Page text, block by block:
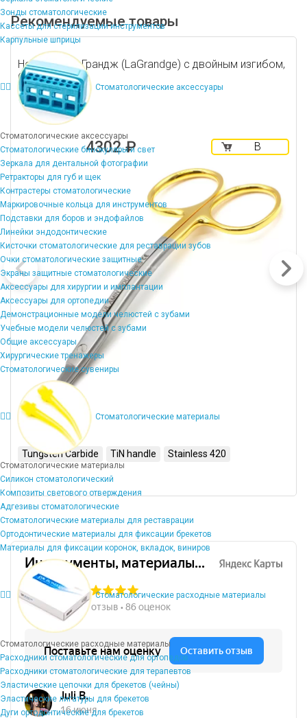
Зонды стоматологические
Кассеты для стерилизации инструментов
Карпульные шприцы
Стоматологические аксессуары
Стоматологические аксессуары
Стоматологические бинокуляры и свет
Зеркала для дентальной фотографии
Ретракторы для губ и щек
Контрастеры стоматологические
Маркировочные кольца для инструментов
Подставки для боров и эндофайлов
Линейки эндодонтические
Кисточки стоматологические для реставрации зубов
Очки стоматологические защитные
Экраны защитные стоматологические
Аксессуары для хирургии и имплантации
Аксессуары для ортопедии
Демонстрационные модели челюстей с зубами
Учебные модели челюстей с зубами
Общие аксессуары
Хирургические тренажеры
Стоматологические сувениры
Стоматологические материалы
Стоматологические материалы
Силикон стоматологический
Композиты светового отверждения
Адгезивы стоматологические
Стоматологические материалы для реставрации
Ортодонтические материалы для фиксации брекетов
Материалы для фиксации коронок, вкладок, виниров
Стоматологические расходные материалы
Стоматологические расходные материалы
Расходники стоматологические для ортопедов
Расходники стоматологические для терапевтов
Эластические цепочки для брекетов (чейны)
Эластические лигатуры для брекетов
Дуги ортодонтические для брекетов
Рекомендуемые товары
Ножницы ЛаГрандж (LaGrandge) с двойным изгибом,
Gold, 13 см
4302 ₽
В
Tungsten Carbide TiN handle Stainless 420